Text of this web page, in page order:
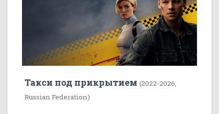
Такси под прикрытием (2022-2026,
Russian Federation)